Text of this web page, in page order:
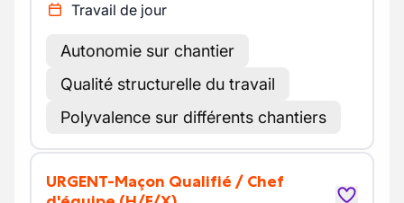
Travail de jour
Autonomie sur chantier
Qualité structurelle du travail
Polyvalence sur différents chantiers
URGENT-Maçon Qualifié / Chef